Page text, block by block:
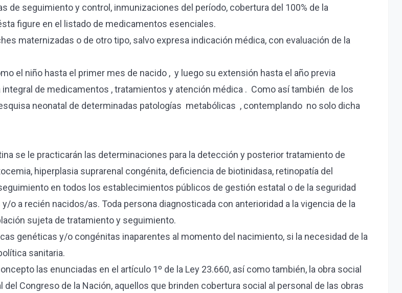
de seguimiento y control, inmunizaciones del período, cobertura del 100% de la
figure en el listado de medicamentos esenciales.
maternizadas o de otro tipo, salvo expresa indicación médica, con evaluación de la
el niño hasta el primer mes de nacido , y luego su extensión hasta el año previa
integral de medicamentos , tratamientos y atención médica . Como así también de los
neonatal de determinadas patologías metabólicas , contemplando no solo dicha
se le practicarán las determinaciones para la detección y posterior tratamiento de
hiperplasia suprarenal congénita, deficiencia de biotinidasa, retinopatía del
en todos los establecimientos públicos de gestión estatal o de la seguridad
o a recién nacidos/as. Toda persona diagnosticada con anterioridad a la vigencia de la
sujeta de tratamiento y seguimiento.
genéticas y/o congénitas inaparentes al momento del nacimiento, si la necesidad de la
sanitaria.
las enunciadas en el artículo 1º de la Ley 23.660, así como también, la obra social
Congreso de la Nación, aquellos que brinden cobertura social al personal de las obras